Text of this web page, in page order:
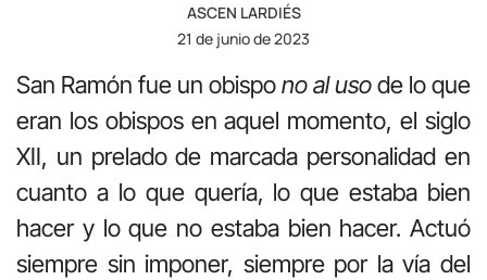
ASCEN LARDIÉS
21 de junio de 2023
San Ramón fue un obispono al usode lo que
eran los obispos en aquel momento, el siglo
XII, un prelado de marcada personalidad en
cuanto a lo que quería, lo que estaba bien
hacer y lo que no estaba bien hacer. Actuó
siempre sin imponer, siempre por la vía del